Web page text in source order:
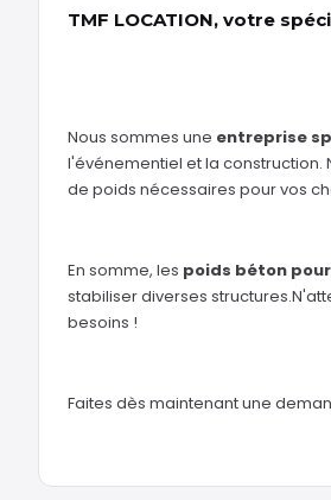
TMF LOCATION, votre
Nous sommes une entreprise
l'événementiel et la
de poids nécessaires pour vos
En somme, les poids béton
stabiliser diverses
besoins !
Faites dès maintenant une